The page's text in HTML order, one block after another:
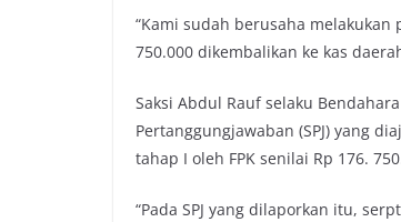
“Kami sudah berusaha melakukan
750.000 dikembalikan ke kas
Saksi Abdul Rauf selaku
Pertanggungjawaban (SPJ) yang
tahap I oleh FPK senilai Rp 176.
“Pada SPJ yang dilaporkan itu,